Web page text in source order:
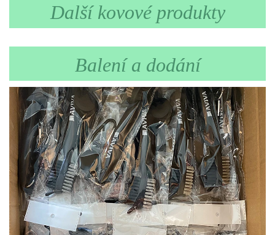
Další kovové produkty
Balení a dodání